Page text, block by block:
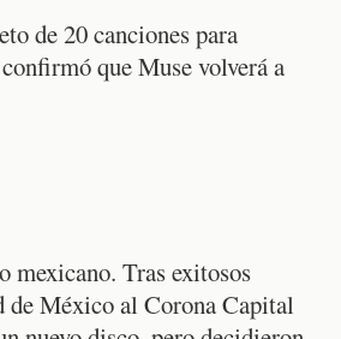
de 20 canciones para
que Muse volverá a
mexicano. Tras exitosos
México al Corona Capital